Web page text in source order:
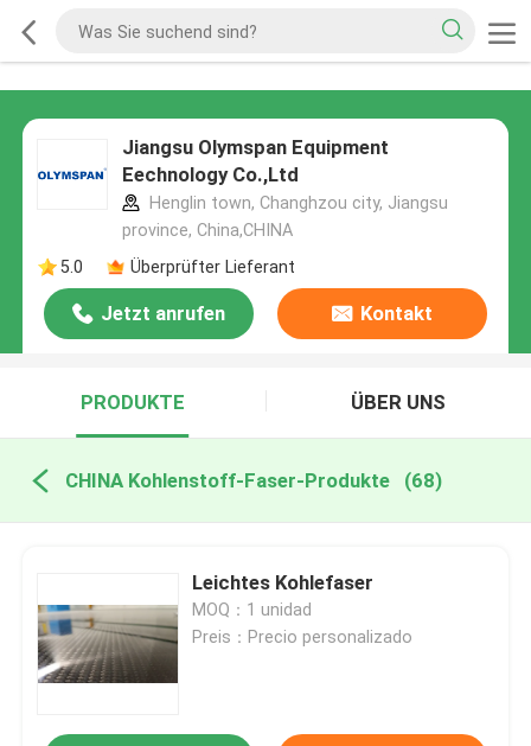
Jiangsu Olymspan Equipment
Eechnology Co.,Ltd
Henglin town, Changhzou city, Jiangsu
province, China,CHINA
5.0
Überprüfter Lieferant
Jetzt anrufen Kontakt
PRODUKTE ÜBER UNS
CHINA Kohlenstoff-Faser-Produkte (68)
Leichtes Kohlefaser
MOQ：1 unidad
Preis：Precio personalizado